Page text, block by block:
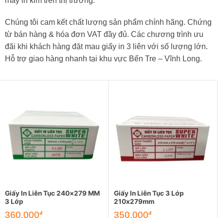
Chúng tôi cam kết chất lượng sản phẩm chính hãng. Chứng
từ bán hàng & hóa đơn VAT đầy đủ. Các chương trình ưu
đãi khi khách hàng đặt mau giấy in 3 liên với số lượng lớn.
Hỗ trợ giao hàng nhanh tại khu vực Bến Tre – Vĩnh Long.
Giấy In Liên Tục 240×279 MM
3 Lớp
360.000đ
Giấy In Liên Tục 3 Lớp
210x279mm
350.000đ